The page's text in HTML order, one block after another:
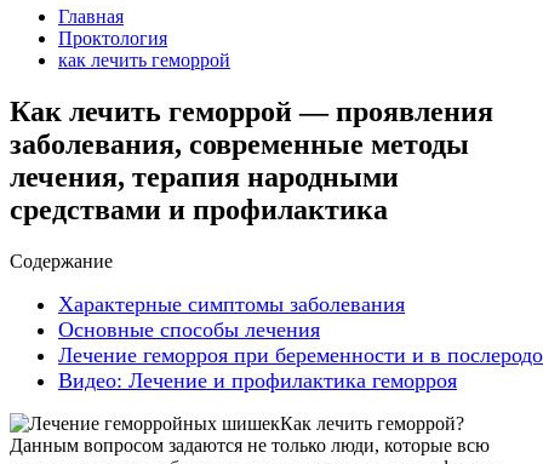
Главная
Проктология
как лечить геморрой
Как лечить геморрой — проявления
заболевания, современные методы
лечения, терапия народными
средствами и профилактика
Содержание
Характерные симптомы заболевания
Основные способы лечения
Лечение геморроя при беременности и в
Видео: Лечение и профилактика геморроя
Как лечить геморрой?
Данным вопросом задаются не только люди, которые всю